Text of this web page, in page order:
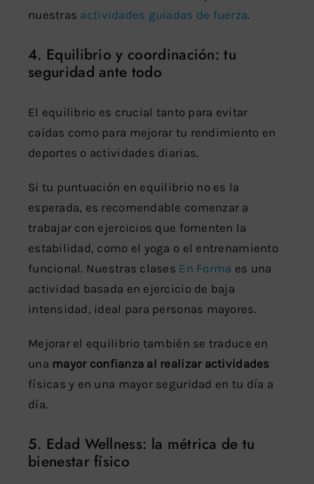
nuestras actividades guiadas de fuerza.
4. Equilibrio y coordinación: tu
seguridad ante todo
El equilibrio es crucial tanto para evitar
caídas como para mejorar tu rendimiento en
deportes o actividades diarias.
Si tu puntuación en equilibrio no es la
esperada, es recomendable comenzar a
trabajar con ejercicios que fomenten la
estabilidad, como el yoga o el entrenamiento
funcional. Nuestras clases En Forma es una
actividad basada en ejercicio de baja
intensidad, ideal para personas mayores.
Mejorar el equilibrio también se traduce en
una mayor confianza al realizar actividades
físicas y en una mayor seguridad en tu día a
día.
5. Edad Wellness: la métrica de tu
bienestar físico